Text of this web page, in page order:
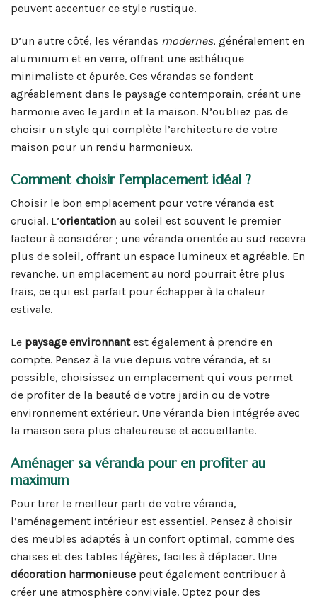
peuvent accentuer ce style rustique.
D’un autre côté, les vérandas modernes, généralement en
aluminium et en verre, offrent une esthétique
minimaliste et épurée. Ces vérandas se fondent
agréablement dans le paysage contemporain, créant une
harmonie avec le jardin et la maison. N’oubliez pas de
choisir un style qui complète l’architecture de votre
maison pour un rendu harmonieux.
Comment choisir l’emplacement idéal ?
Choisir le bon emplacement pour votre véranda est
crucial. L’orientation au soleil est souvent le premier
facteur à considérer ; une véranda orientée au sud recevra
plus de soleil, offrant un espace lumineux et agréable. En
revanche, un emplacement au nord pourrait être plus
frais, ce qui est parfait pour échapper à la chaleur
estivale.
Le paysage environnantest également à prendre en
compte. Pensez à la vue depuis votre véranda, et si
possible, choisissez un emplacement qui vous permet
de profiter de la beauté de votre jardin ou de votre
environnement extérieur. Une véranda bien intégrée avec
la maison sera plus chaleureuse et accueillante.
Aménager sa véranda pour en profiter au
maximum
Pour tirer le meilleur parti de votre véranda,
l’aménagement intérieur est essentiel. Pensez à choisir
des meubles adaptés à un confort optimal, comme des
chaises et des tables légères, faciles à déplacer. Une
décoration harmonieuse peut également contribuer à
créer une atmosphère conviviale. Optez pour des